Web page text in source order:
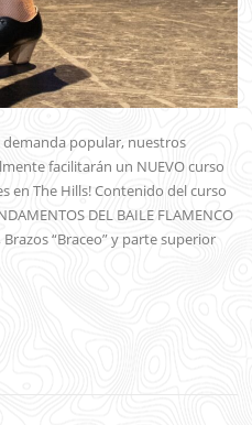
demanda popular, nuestros
facilitarán un NUEVO curso
en The Hills! Contenido del curso
DEL BAILE FLAMENCO
“Braceo” y parte superior